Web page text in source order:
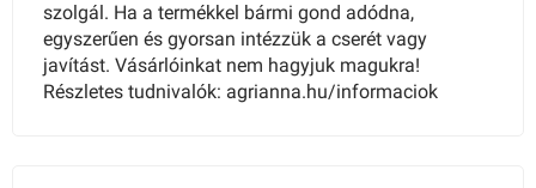
szolgál. Ha a termékkel bármi gond adódna,
egyszerűen és gyorsan intézzük a cserét vagy
javítást. Vásárlóinkat nem hagyjuk magukra!
Részletes tudnivalók: agrianna.hu/informaciok